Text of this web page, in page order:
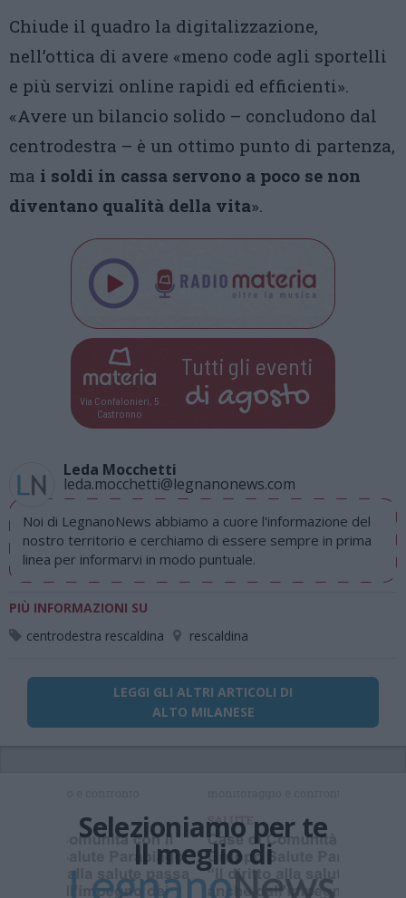
Chiude il quadro la digitalizzazione,
nell’ottica di avere «meno code agli sportelli
e più servizi online rapidi ed efficienti».
«Avere un bilancio solido – concludono dal
centrodestra – è un ottimo punto di partenza,
ma i soldi in cassa servono a poco se non
diventano qualità della vita».
Via Confalonieri, 5
Castronno
Tutti gli eventi
di agosto
Leda Mocchetti
leda.mocchetti@legnanonews.com
Noi di LegnanoNews abbiamo a cuore l'informazione del
nostro territorio e cerchiamo di essere sempre in prima
linea per informarvi in modo puntuale.
PIÙ INFORMAZIONI SU
centrodestra rescaldina
rescaldina
LEGGI GLI ALTRI ARTICOLI DI
ALTO MILANESE
Selezioniamo per te
Il meglio di